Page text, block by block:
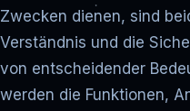
Zwecken dienen, sind
Verständnis und die
von entscheidender
werden die Funktionen,